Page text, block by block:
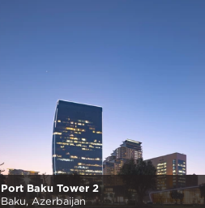
Port Baku Tower 2
Baku, Azerbaijan